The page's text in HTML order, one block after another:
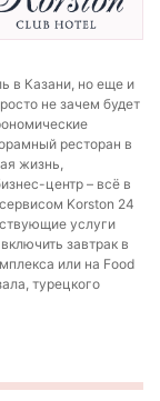
в Казани, но еще и
не зачем будет
ресторан в
жизнь,
центр – всё в
Korston 24
услуги
завтрак в
или на Food
турецкого